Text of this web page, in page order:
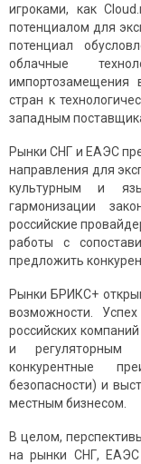
игроками, как
потенциалом для
потенциал
облачные
импортозамещения
стран к
западным
Рынки СНГ и ЕАЭС
направления для
культурным и
гармонизации
российские
работы с
предложить
Рынки БРИКС+
возможности.
российских
и регуляторным
конкурентные
безопасности) и
местным бизнесом.
В целом,
на рынки СНГ, ЕАЭС